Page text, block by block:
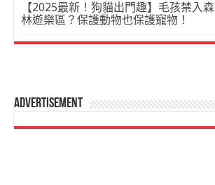
【2025最新！狗貓出門趣】毛孩禁入森
林遊樂區？保護動物也保護寵物！
Advertisement